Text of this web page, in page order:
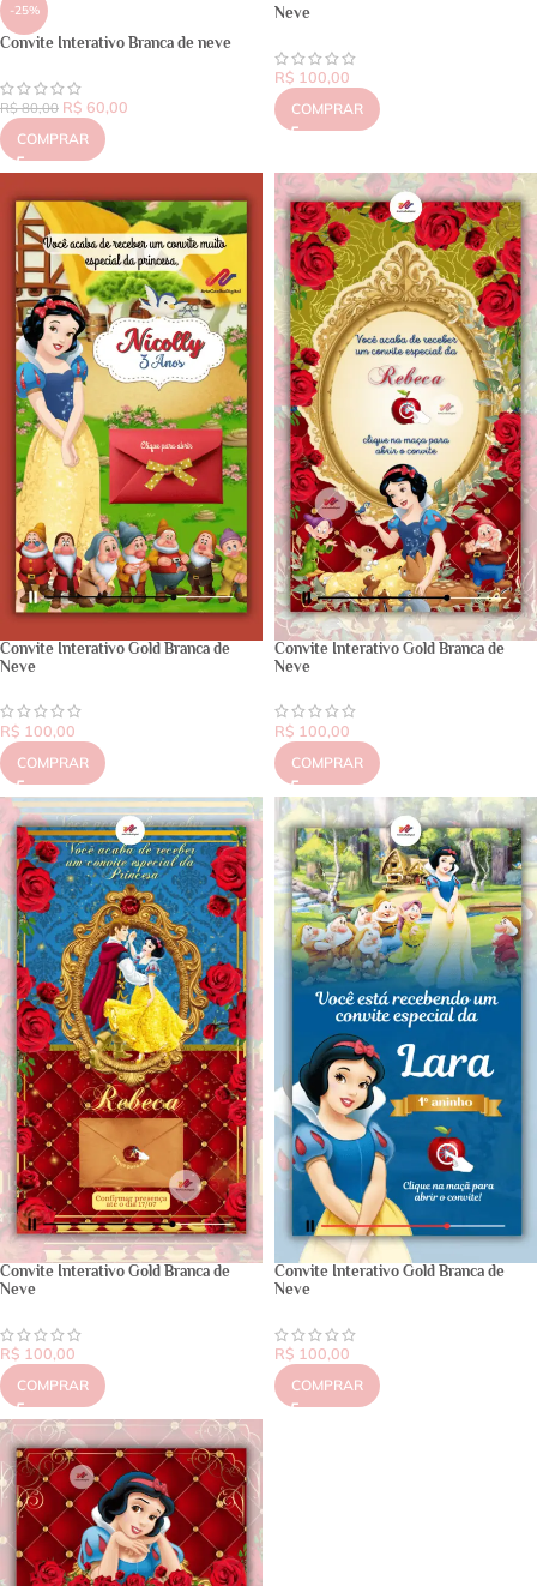
-25%
Convite Interativo Branca de neve
R$80,00 R$ 60,00
COMPRAR
Neve
R$ 100,00
COMPRAR
Convite Interativo Gold Branca de
Neve
R$ 100,00
COMPRAR
Convite Interativo Gold Branca de
Neve
R$ 100,00
COMPRAR
Convite Interativo Gold Branca de
Neve
R$ 100,00
COMPRAR
Convite Interativo Gold Branca de
Neve
R$ 100,00
COMPRAR